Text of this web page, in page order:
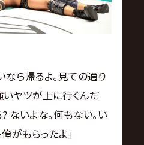
ら帰るよ｡見ての通り
ヤツが上に行くんだ
ないよな｡何もない｡い
がもらったよ｣